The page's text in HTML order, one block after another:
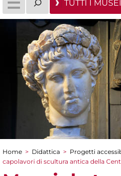
TUTTI I MUSEI
Tu sei qui
Home > Didattica > Progetti
capolavori di scultura antica della